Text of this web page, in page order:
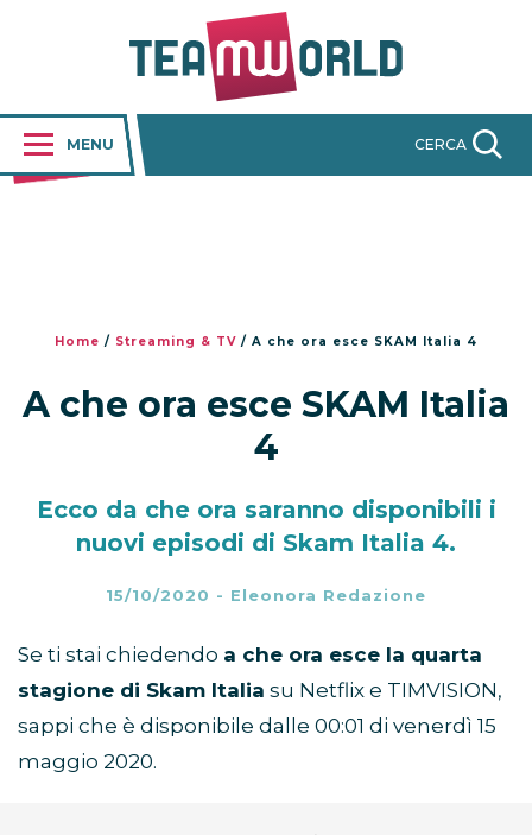
MENU CERCA
Home / Streaming & TV / A che ora esce SKAM Italia 4
A che ora esce SKAM Italia
4
Ecco da che ora saranno disponibili i
nuovi episodi di Skam Italia 4.
15/10/2020 - Eleonora Redazione
Se ti stai chiedendo a che ora esce la quarta
stagione di Skam Italia su Netflix e TIMVISION,
sappi che è disponibile dalle 00:01 di venerdì 15
maggio 2020.